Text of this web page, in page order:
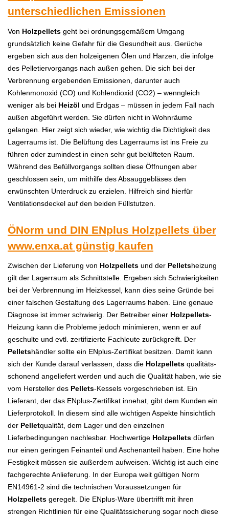
unterschiedlichen Emissionen
Von Holzpellets geht bei ordnungsgemäßem Umgang
grundsätzlich keine Gefahr für die Gesundheit aus. Gerüche
ergeben sich aus den holzeigenen Ölen und Harzen, die infolge
des Pelletiervorgangs nach außen gehen. Die sich bei der
Verbrennung ergebenden Emissionen, darunter auch
Kohlenmonoxid (CO) und Kohlendioxid (CO2) – wenngleich
weniger als bei Heizöl und Erdgas – müssen in jedem Fall nach
außen abgeführt werden. Sie dürfen nicht in Wohnräume
gelangen. Hier zeigt sich wieder, wie wichtig die Dichtigkeit des
Lagerraums ist. Die Belüftung des Lagerraums ist ins Freie zu
führen oder zumindest in einen sehr gut belüfteten Raum.
Während des Befüllvorgangs sollten diese Öffnungen aber
geschlossen sein, um mithilfe des Absauggebläses den
erwünschten Unterdruck zu erzielen. Hilfreich sind hierfür
Ventilationsdeckel auf den beiden Füllstutzen.
ÖNorm und DIN ENplus Holzpellets über
www.enxa.at günstig kaufen
Zwischen der Lieferung von Holzpellets und der Pelletsheizung
gilt der Lagerraum als Schnittstelle. Ergeben sich Schwierigkeiten
bei der Verbrennung im Heizkessel, kann dies seine Gründe bei
einer falschen Gestaltung des Lagerraums haben. Eine genaue
Diagnose ist immer schwierig. Der Betreiber einer Holzpellets-
Heizung kann die Probleme jedoch minimieren, wenn er auf
geschulte und evtl. zertifizierte Fachleute zurückgreift. Der
Pelletshändler sollte ein ENplus-Zertifikat besitzen. Damit kann
sich der Kunde darauf verlassen, dass die Holzpellets qualitäts-
schonend angeliefert werden und auch die Qualität haben, wie sie
vom Hersteller des Pellets-Kessels vorgeschrieben ist. Ein
Lieferant, der das ENplus-Zertifikat innehat, gibt dem Kunden ein
Lieferprotokoll. In diesem sind alle wichtigen Aspekte hinsichtlich
der Pelletqualität, dem Lager und den einzelnen
Lieferbedingungen nachlesbar. Hochwertige Holzpellets dürfen
nur einen geringen Feinanteil und Aschenanteil haben. Eine hohe
Festigkeit müssen sie außerdem aufweisen. Wichtig ist auch eine
fachgerechte Anlieferung. In der Europa weit gültigen Norm
EN14961-2 sind die technischen Voraussetzungen für
Holzpellets geregelt. Die ENplus-Ware übertrifft mit ihren
strengen Richtlinien für eine Qualitätssicherung sogar noch diese